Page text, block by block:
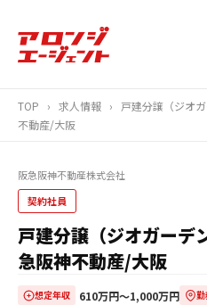
TOP › 求人情報 ›
戸建分譲（ジオ
不動産/大阪
阪急阪神不動産株式会社
契約社員
戸建分譲（ジオガーデ
急阪神不動産/大阪
想定年収 610万円〜1,000万円